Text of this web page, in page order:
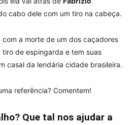
cabo dele com um tiro na cabeça.
a morte de um dos caçadores
de espingarda e tem suas
casal da lendária cidade brasileira.
referência? Comentem!
Que tal nos ajudar a